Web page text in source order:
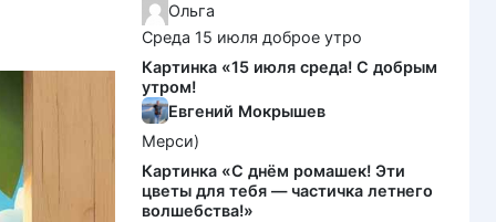
Ольга
Среда 15 июля доброе утро
Картинка «15 июля среда! С добрым
утром!
Евгений Мокрышев
Мерси)
Картинка «С днём ромашек! Эти
цветы для тебя — частичка летнего
волшебства!»